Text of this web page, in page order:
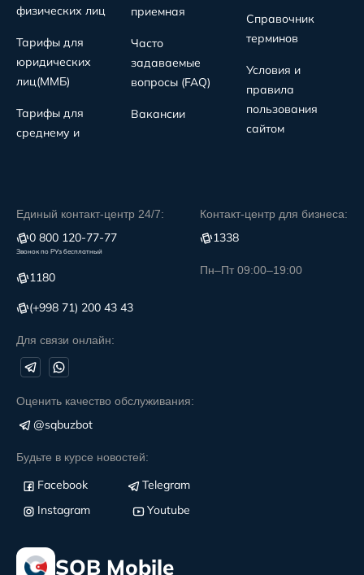
физических лиц
Тарифы для
юридических
лиц(MMБ)
Тарифы для
среднему и
приемная
Часто
задаваемые
вопросы (FAQ)
Вакансии
Справочник
терминов
Условия и
правила
пользования
сайтом
Единый контакт-центр 24/7:
0 800 120-77-77
Звонок по РУз бесплатный
1180
(+998 71) 200 43 43
Для связи онлайн:
Контакт-центр для бизнеса:
1338
Пн–Пт 09:00–19:00
Оценить качество обслуживания:
@sqbuzbot
Будьте в курсе новостей:
Facebook
Telegram
Instagram
Youtube
SQB Mobile